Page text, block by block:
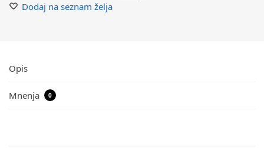
Dodaj na seznam želja
Opis
Mnenja 0